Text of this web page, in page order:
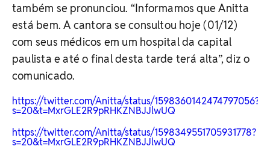
também se pronunciou. “Informamos que Anitta
está bem. A cantora se consultou hoje (01/12)
com seus médicos em um hospital da capital
paulista e até o final desta tarde terá alta”, diz o
comunicado.
https://twitter.com/Anitta/status/1598360142474797056?
s=20&t=MxrGLE2R9pRHKZNBJJlwUQ
https://twitter.com/Anitta/status/1598349551705931778?
s=20&t=MxrGLE2R9pRHKZNBJJlwUQ